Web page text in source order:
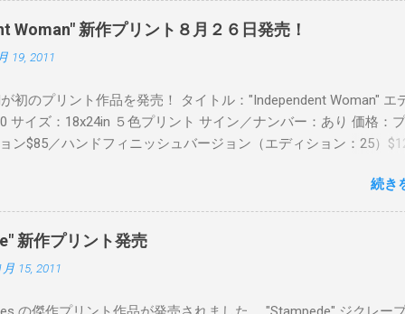
Woman" 新作プリント８月２６日発売！
19, 2011
が初のプリント作品を発売！ タイトル："Independent Woman" エ
サイズ：18x24in ５色プリント サイン／ナンバー：あり 価格：
ン$85／ハンドフィニッシュバージョン（エディション：25）
続き
新作プリント発売
月 15, 2011